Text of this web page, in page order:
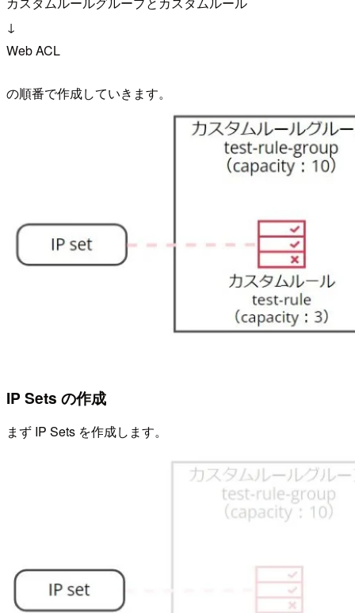
↓
Web ACL
の順番で作成していきます。
IP Sets の作成
まず IP Sets を作成します。